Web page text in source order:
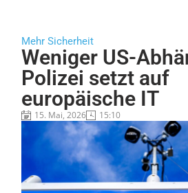
Mehr Sicherheit
Weniger US-
Polizei setzt auf
europäische IT
15. Mai, 2026 15:10